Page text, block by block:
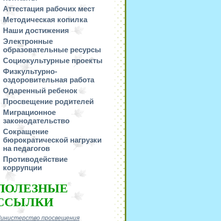
Аттестация рабочих мест
Методическая копилка
Наши достижения
Электронные
образовательные ресурсы
Социокультурные проекты
Физкультурно-
оздоровительная работа
Одаренный ребенок
Просвещение родителей
Миграционное
законодательство
Сокращение
бюрократической нагрузки
на педагогов
Противодействие
коррупции
просвещения